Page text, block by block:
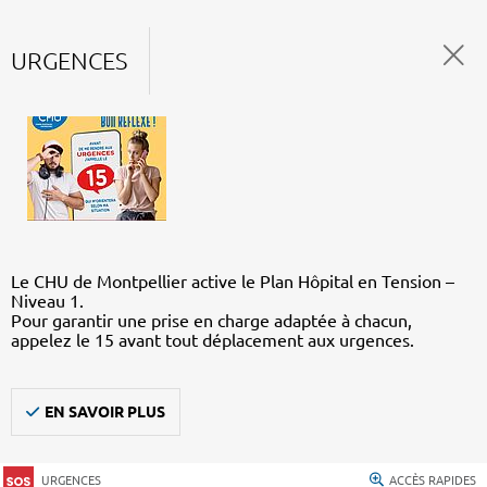
URGENCES
Le CHU de Montpellier active le Plan Hôpital en Tension –
Niveau 1.
Pour garantir une prise en charge adaptée à chacun,
appelez le 15 avant tout déplacement aux urgences.
EN SAVOIR PLUS
URGENCES ACCÈS RAPIDES